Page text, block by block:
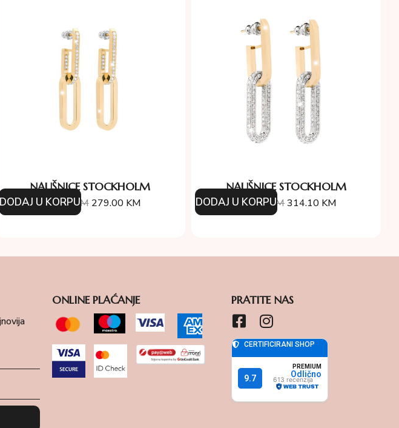
NAUŠNICE STOCKHOLM
310.00KM 279.00 KM
DODAJ U KORPU
NAUŠNICE STOCKHOLM
349.00KM314.10 KM
DODAJ U KORPU
ONLINE PLAĆANJE PRATITE NAS